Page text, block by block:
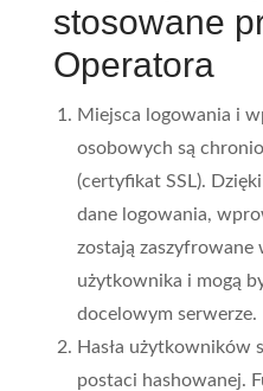
stosowane
Operatora
Miejsca logowania i
osobowych są
(certyfikat SSL).
dane logowania,
zostają zaszyfrowane
użytkownika i mogą
docelowym serwerze.
Hasła użytkowników
postaci hashowanej.